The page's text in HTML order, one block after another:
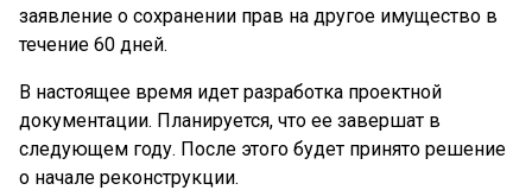
заявление о сохранении прав на другое имущество в
течение 60 дней.
В настоящее время идет разработка проектной
документации. Планируется, что ее завершат в
следующем году. После этого будет принято решение
о начале реконструкции.